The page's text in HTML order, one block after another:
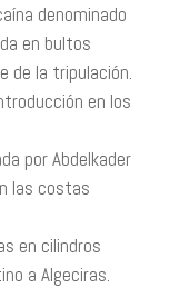
denominado
en bultos
de la tripulación.
en los
por Abdelkader
las costas
en cilindros
a Algeciras.